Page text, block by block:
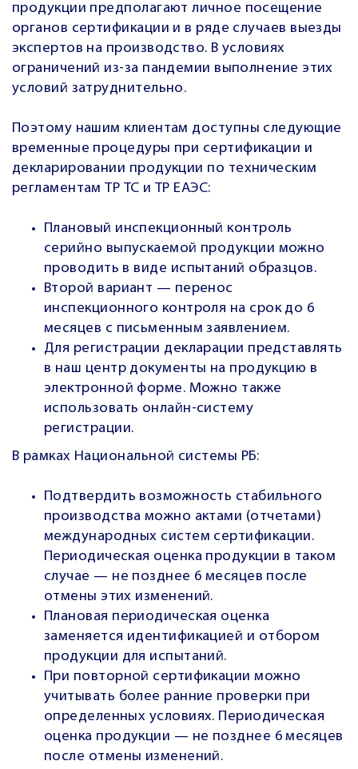
продукции предполагают личное посещение
органов сертификации и в ряде случаев выезды
экспертов на производство. В условиях
ограничений из-за пандемии выполнение этих
условий затруднительно.
Поэтому нашим клиентам доступны следующие
временные процедуры при сертификации и
декларировании продукции по техническим
регламентам ТР ТС и ТР ЕАЭС:
Плановый инспекционный контроль
серийно выпускаемой продукции можно
проводить в виде испытаний образцов.
Второй вариант — перенос
инспекционного контроля на срок до 6
месяцев с письменным заявлением.
Для регистрации декларации представлять
в наш центр документы на продукцию в
электронной форме. Можно также
использовать онлайн-систему
регистрации.
В рамках Национальной системы РБ:
Подтвердить возможность стабильного
производства можно актами (отчетами)
международных систем сертификации.
Периодическая оценка продукции в таком
случае — не позднее 6 месяцев после
отмены этих изменений.
Плановая периодическая оценка
заменяется идентификацией и отбором
продукции для испытаний.
При повторной сертификации можно
учитывать более ранние проверки при
определенных условиях. Периодическая
оценка продукции — не позднее 6 месяцев
после отмены изменений.